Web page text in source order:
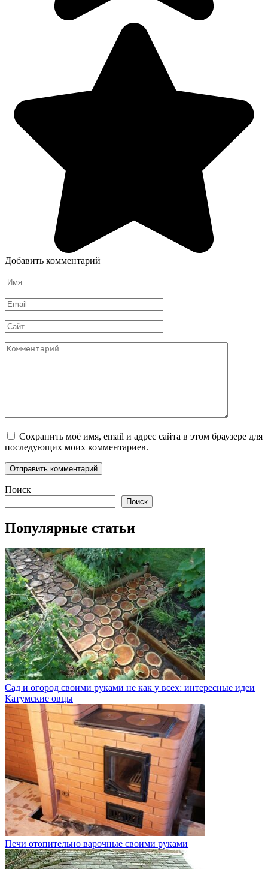
Добавить комментарий
Имя
*
Email
*
Сайт
Комментарий
Сохранить моё имя, email и адрес сайта в этом браузере для
последующих моих комментариев.
Поиск
Поиск
Популярные статьи
Сад и огород своими руками не как у всех: интересные идеи
Катумские овцы
Печи отопительно варочные своими руками